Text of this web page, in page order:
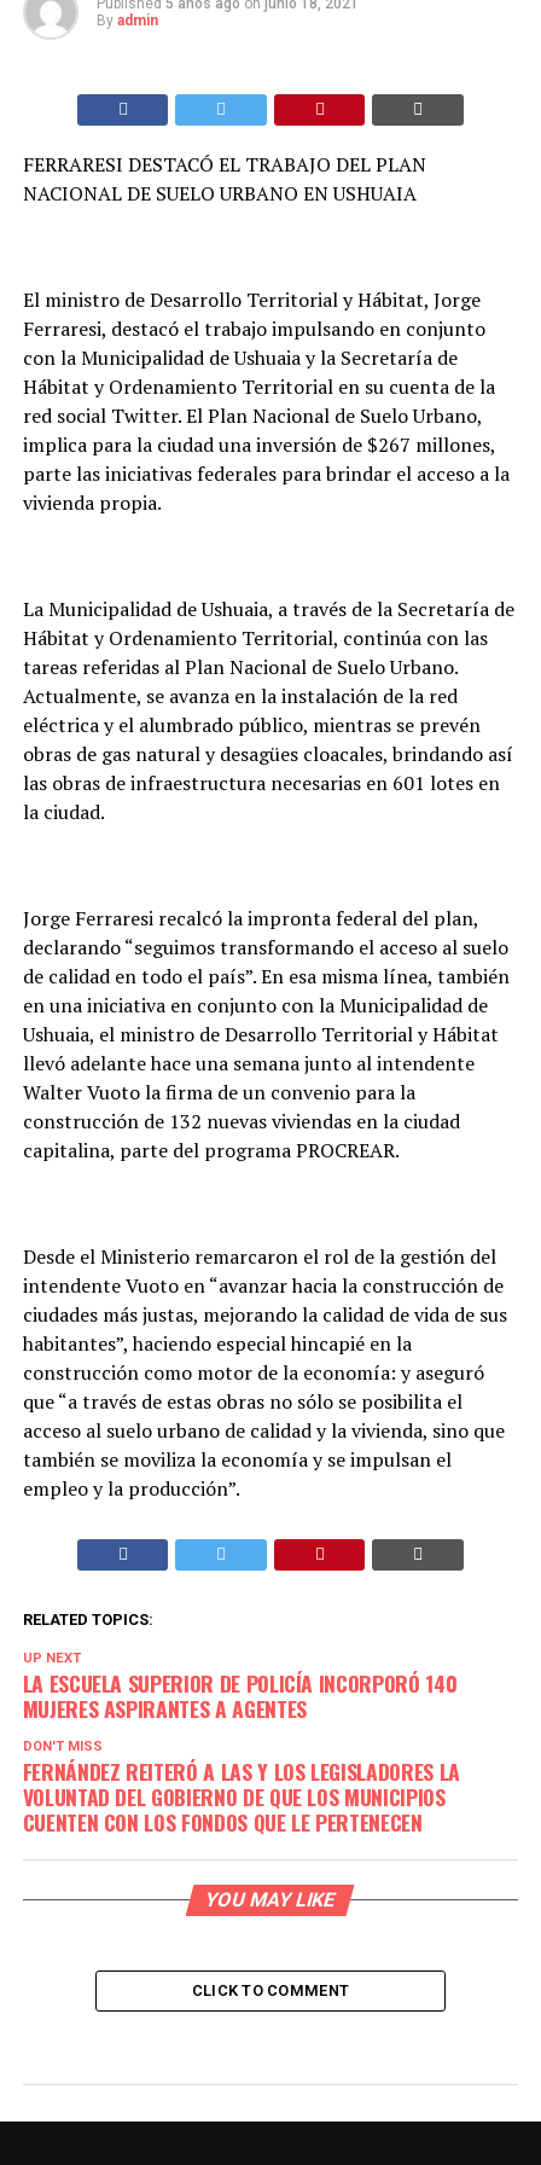
Published 5 años ago on junio 18, 2021
By admin
FERRARESI DESTACÓ EL TRABAJO DEL PLAN
NACIONAL DE SUELO URBANO EN USHUAIA
El ministro de Desarrollo Territorial y Hábitat, Jorge
Ferraresi, destacó el trabajo impulsando en conjunto
con la Municipalidad de Ushuaia y la Secretaría de
Hábitat y Ordenamiento Territorial en su cuenta de la
red social Twitter. El Plan Nacional de Suelo Urbano,
implica para la ciudad una inversión de $267 millones,
parte las iniciativas federales para brindar el acceso a la
vivienda propia.
La Municipalidad de Ushuaia, a través de la Secretaría de
Hábitat y Ordenamiento Territorial, continúa con las
tareas referidas al Plan Nacional de Suelo Urbano.
Actualmente, se avanza en la instalación de la red
eléctrica y el alumbrado público, mientras se prevén
obras de gas natural y desagües cloacales, brindando así
las obras de infraestructura necesarias en 601 lotes en
la ciudad.
Jorge Ferraresi recalcó la impronta federal del plan,
declarando “seguimos transformando el acceso al suelo
de calidad en todo el país”. En esa misma línea, también
en una iniciativa en conjunto con la Municipalidad de
Ushuaia, el ministro de Desarrollo Territorial y Hábitat
llevó adelante hace una semana junto al intendente
Walter Vuoto la firma de un convenio para la
construcción de 132 nuevas viviendas en la ciudad
capitalina, parte del programa PROCREAR.
Desde el Ministerio remarcaron el rol de la gestión del
intendente Vuoto en “avanzar hacia la construcción de
ciudades más justas, mejorando la calidad de vida de sus
habitantes”, haciendo especial hincapié en la
construcción como motor de la economía: y aseguró
que “a través de estas obras no sólo se posibilita el
acceso al suelo urbano de calidad y la vivienda, sino que
también se moviliza la economía y se impulsan el
empleo y la producción”.
RELATED TOPICS:
UP NEXT
LA ESCUELA SUPERIOR DE POLICÍA INCORPORÓ 140
MUJERES ASPIRANTES A AGENTES
DON'T MISS
FERNÁNDEZ REITERÓ A LAS Y LOS LEGISLADORES LA
VOLUNTAD DEL GOBIERNO DE QUE LOS MUNICIPIOS
CUENTEN CON LOS FONDOS QUE LE PERTENECEN
YOU MAY LIKE
CLICK TO COMMENT